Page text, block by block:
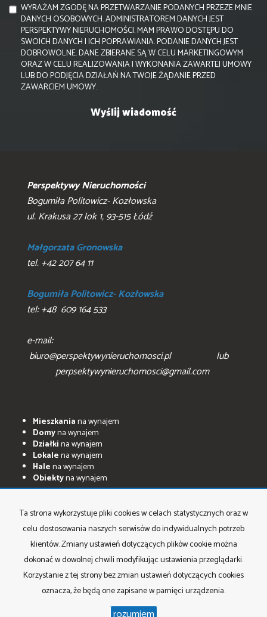
WYRAŻAM ZGODĘ NA PRZETWARZANIE PODANYCH PRZEZE MNIE
DANYCH OSOBOWYCH. ADMINISTRATOREM DANYCH JEST
PERSPEKTYWY NIERUCHOMOŚCI. MAM PRAWO DOSTĘPU DO
SWOICH DANYCH I ICH POPRAWIANIA. PODANIE DANYCH JEST
DOBROWOLNE. DANE ZBIERANE SĄ W CELU MARKETINGOWYM
ORAZ W CELU REALIZOWANIA I WYKONANIA ZAWARTEJ UMOWY
LUB DO PODJĘCIA DZIAŁAŃ NA TWOJE ŻĄDANIE PRZED
ZAWARCIEM UMOWY.
Perspektywy Nieruchomości
Bogumiła Politowicz- Kozłowska
ul. Krakusa 27 lok 1, 93-515 Łódź
Małgorzata Gronowska
tel. +42 207 64 11
Bogumiła Politowicz- Kozłowska
tel: +48 609 164 533
e-mail:
biuro@perspektywynieruchomosci.pl lub
perpsektywynieruchomosci@gmail.com
Mieszkaniana wynajem
Domyna wynajem
Działkina wynajem
Lokalena wynajem
Halena wynajem
Obiektyna wynajem
Domyna sprzedaż
na sprzedaż
Lokalena sprzedaż
Halena sprzedaż
Obiektyna sprzedaż
Perspektywy Nieruchomości
Program dla biur nieruchomości
Ta strona wykorzystuje pliki cookies w celach statystycznych oraz w
celu dostosowania naszych serwisów do indywidualnych potrzeb
klientów. Zmiany ustawień dotyczących plików cookie można
dokonać w dowolnej chwili modyfikując ustawienia przeglądarki.
Korzystanie z tej strony bez zmian ustawień dotyczących cookies
oznacza, że będą one zapisane w pamięci urządzenia.